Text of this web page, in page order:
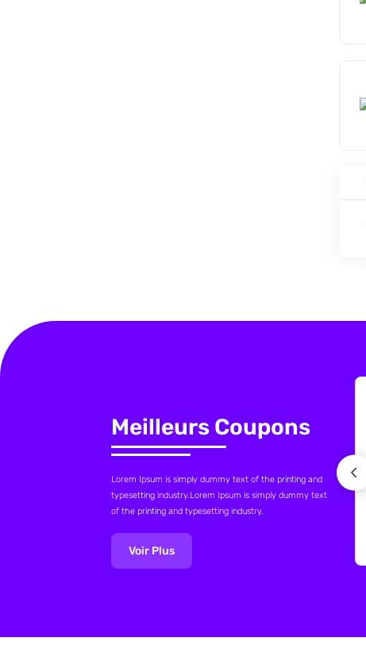
Meilleurs Coupons
Lorem Ipsum is simply dummy text of the printing and
typesetting industry.Lorem Ipsum is simply dummy text
of the printing and typesetting industry.
Voir Plus